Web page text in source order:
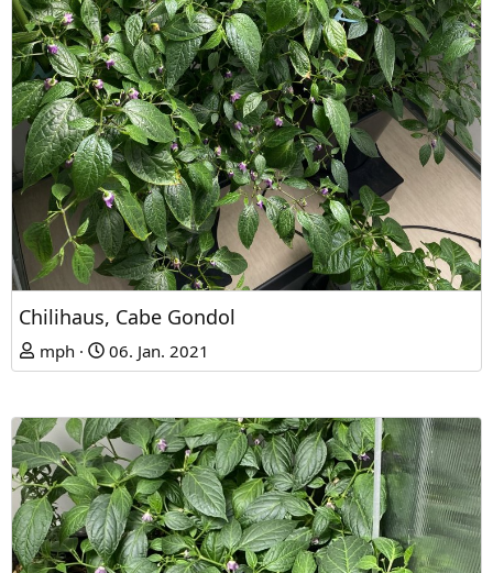
Chilihaus, Cabe Gondol
mph 06. Jan. 2021